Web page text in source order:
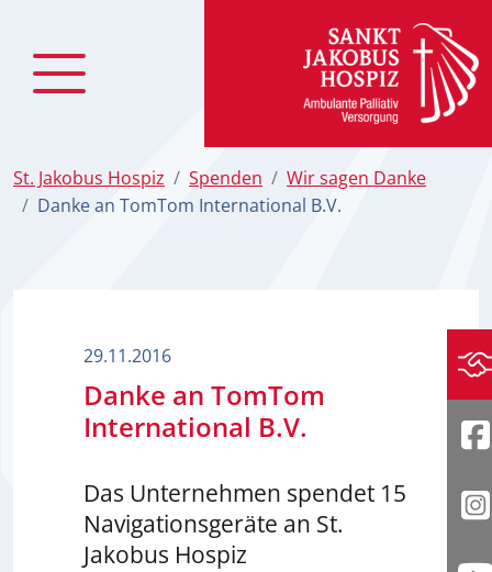
St. Jakobus Hospiz Spenden
Wir sagen Danke
Danke an TomTom International B.V.
29.11.2016
Danke an TomTom
International B.V.
Das Unternehmen spendet 15
Navigationsgeräte an St.
Jakobus Hospiz